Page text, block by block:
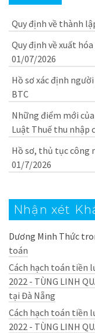
Quy định về thành
Quy định về xuất
01/07/2026
Hồ sơ xác định
BTC
Những điểm mới
Luật Thuế thu nhập
Hồ sơ, thủ tục công
01/7/2026
Nhận xét
Dương Minh Thức
toán
Cách hạch toán tiền
2022 - TÙNG LINH
tại Đà Nẵng
Cách hạch toán tiền
2022 - TÙNG LINH